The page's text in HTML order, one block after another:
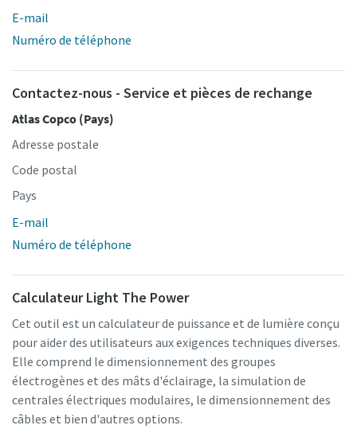
E-mail
Numéro de téléphone
Contactez-nous - Service et pièces de rechange
Atlas Copco (Pays)
Adresse postale
Code postal
Pays
E-mail
Numéro de téléphone
Calculateur Light The Power
Cet outil est un calculateur de puissance et de lumière conçu
pour aider des utilisateurs aux exigences techniques diverses.
Elle comprend le dimensionnement des groupes
électrogènes et des mâts d'éclairage, la simulation de
centrales électriques modulaires, le dimensionnement des
câbles et bien d'autres options.